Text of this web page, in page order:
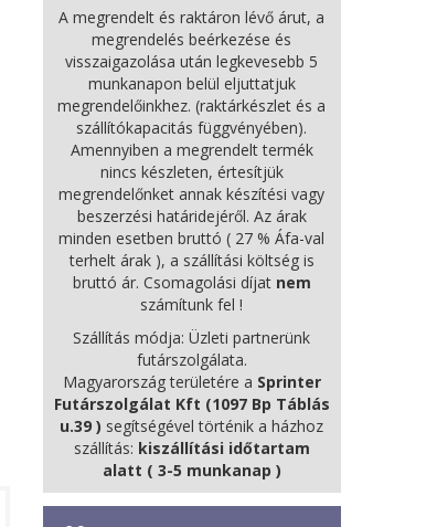
A megrendelt és raktáron lévő árut, a
megrendelés beérkezése és
visszaigazolása után legkevesebb 5
munkanapon belül eljuttatjuk
megrendelőinkhez. (raktárkészlet és a
szállítókapacitás függvényében).
Amennyiben a megrendelt termék
nincs készleten, értesítjük
megrendelőnket annak készítési vagy
beszerzési határidejéről. Az árak
minden esetben bruttó ( 27 % Áfa-val
terhelt árak ), a szállítási költség is
bruttó ár. Csomagolási díjat nem
számítunk fel !
Szállítás módja: Üzleti partnerünk
futárszolgálata.
Magyarország területére a Sprinter
Futárszolgálat Kft (1097 Bp Táblás
u.39 ) segítségével történik a házhoz
szállítás: kiszállítási időtartam
alatt ( 3-5 munkanap )